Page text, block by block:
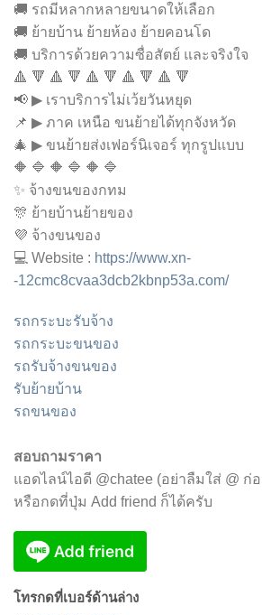
🚚 รถมีหลากหลายขนาดให้เลือก
🚚 ย้ายบ้าน ย้ายห้อง ย้ายคอนโด
🚚 บริการด้วยความซื่อสัตย์ และจริงใจ
🔺 🔻 🔺 🔻 🔺 🔻 🔺 🔻 🔺 🔻
📢 ▶ เราบริการไม่เว้ยวันหยุด
📌 ▶ ภาค เหนือ ขนย้ายได้ทุกจังหวัด
🎄 ▶ ขนย้ายส่งเฟอร์นิเจอร์ ทุกรูปแบบ
🔶 🔷 🔶 🔷 🔶 🔷
✨ จ้างขนของกทม
🎊 ย้ายบ้านย้ายของ
💜 จ้างขนของ
💻 Website : https://www.xn-
-12cmc8cvaa3dcb2kbnp53a.com/
รถกระบะรับจ้าง
รถกระบะขนของ
รถรับจ้างขนของ
รับย้ายบ้าน
รถขนของ
สอบถามราคา
แอดไลน์ไอดี @chatee (อย่าลืมใส่ @ ก่
หรือกดที่ปุ่ม Add friend ก็ได้ครับ
โทรกดที่เบอร์ด้านล่าง